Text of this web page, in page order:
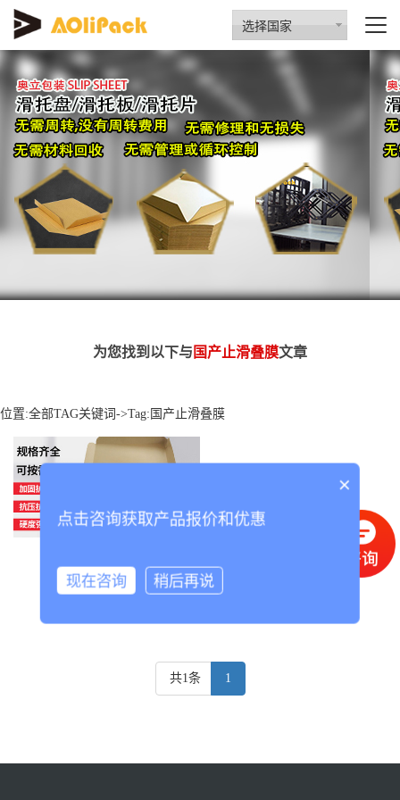
选择国家
为您找到以下与 国产止滑叠膜文章
位置:全部TAG关键词 ->Tag:国产止滑叠膜
共1条 1
×
点击咨询获取产品报价和优惠
现在咨询 稍后再说